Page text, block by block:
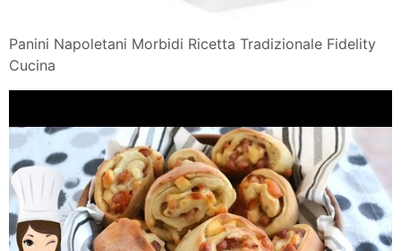
Panini Napoletani Morbidi Ricetta Tradizionale Fidelity
Cucina